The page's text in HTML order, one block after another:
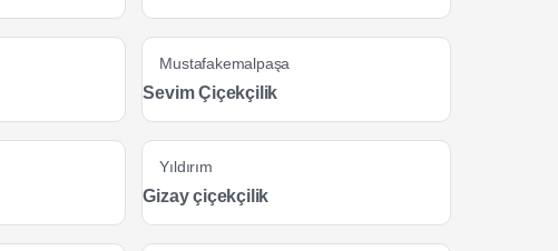
Mustafakemalpaşa
Sevim Çiçekçilik
Yıldırım
Gizay çiçekçilik